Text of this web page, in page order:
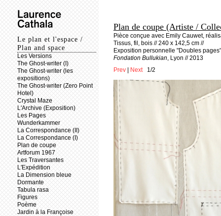
Le plan et l'espace /
Plan and space
Les Versions
The Ghost-writer (I)
The Ghost-writer (les
expositions)
The Ghost-writer (Zero Point
Hotel)
Crystal Maze
L'Archive (Exposition)
Les Pages
Wunderkammer
La Correspondance (II)
La Correspondance (I)
Plan de coupe
Artforum 1967
Les Traversantes
L'Expédition
La Dimension bleue
Dormante
Tabula rasa
Figures
Poème
Jardin à la Françoise
Plan de coupe (Artiste /
Pièce conçue avec Emily Cauwet,
Tissus, fil, bois // 240 x 142,5 cm //
Exposition personnelle "Doubles
Fondation Bullukian, Lyon // 2013
Prev
Next 1/2